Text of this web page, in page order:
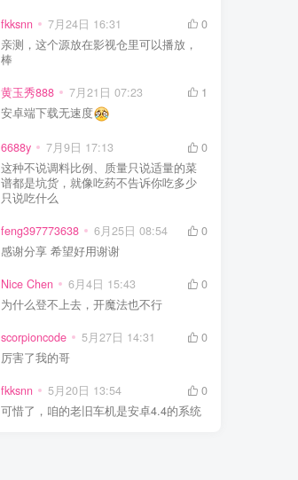
fkksnn 7月24日 16:31
0
亲测，这个源放在影视仓里可以播放，
棒
黄玉秀888 7月21日 07:23
1
安卓端下载无速度
6688y 7月9日 17:13
0
这种不说调料比例、质量只说适量的菜
谱都是坑货，就像吃药不告诉你吃多少
只说吃什么
feng397773638 6月25日 08:54
0
感谢分享 希望好用谢谢
Nice Chen 6月4日 15:43
0
为什么登不上去，开魔法也不行
scorpioncode 5月27日 14:31
0
厉害了我的哥
fkksnn 5月20日 13:54
0
可惜了，咱的老旧车机是安卓4.4的系统